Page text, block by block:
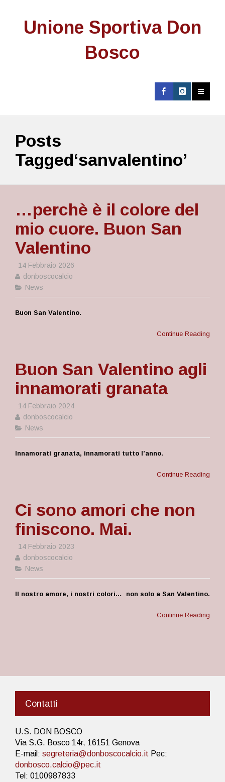
Unione Sportiva Don
Bosco
Posts
Tagged‘sanvalentino’
…perchè è il colore del
mio cuore. Buon San
Valentino
14 Febbraio 2026
donboscocalcio
News
Buon San Valentino.
Continue Reading
Buon San Valentino agli
innamorati granata
14 Febbraio 2024
donboscocalcio
News
Innamorati granata, innamorati tutto l’anno.
Continue Reading
Ci sono amori che non
finiscono. Mai.
14 Febbraio 2023
donboscocalcio
News
Il nostro amore, i nostri colori… non solo a San Valentino.
Continue Reading
Contatti
U.S. DON BOSCO
Via S.G. Bosco 14r, 16151 Genova
E-mail: segreteria@donboscocalcio.it Pec:
donbosco.calcio@pec.it
Tel: 0100987833